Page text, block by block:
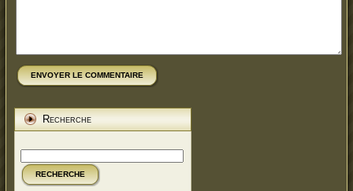
ENVOYER LE COMMENTAIRE
Recherche
RECHERCHE